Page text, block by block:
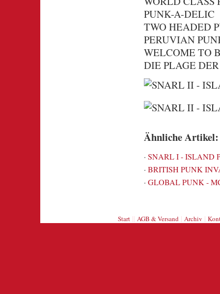
PUNK-A-DELIC
TWO HEADED
PERUVIAN
WELCOME TO
DIE PLAGE
Ähnliche Artikel:
· SNARL I - ISLAND
· BRITISH PUNK
· GLOBAL PUNK -
Start|| AGB & Versand| Archiv |